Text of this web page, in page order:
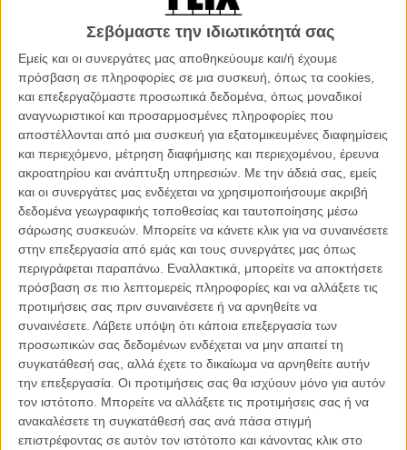
Σεβόμαστε την ιδιωτικότητά σας
Εμείς και οι συνεργάτες μας αποθηκεύουμε και/ή έχουμε
πρόσβαση σε πληροφορίες σε μια συσκευή, όπως τα cookies,
και επεξεργαζόμαστε προσωπικά δεδομένα, όπως μοναδικοί
αναγνωριστικοί και προσαρμοσμένες πληροφορίες που
αποστέλλονται από μια συσκευή για εξατομικευμένες διαφημίσεις
και περιεχόμενο, μέτρηση διαφήμισης και περιεχομένου, έρευνα
ακροατηρίου και ανάπτυξη υπηρεσιών. Με την άδειά σας, εμείς
και οι συνεργάτες μας ενδέχεται να χρησιμοποιήσουμε ακριβή
δεδομένα γεωγραφικής τοποθεσίας και ταυτοποίησης μέσω
σάρωσης συσκευών. Μπορείτε να κάνετε κλικ για να συναινέσετε
στην επεξεργασία από εμάς και τους συνεργάτες μας όπως
περιγράφεται παραπάνω. Εναλλακτικά, μπορείτε να αποκτήσετε
πρόσβαση σε πιο λεπτομερείς πληροφορίες και να αλλάξετε τις
προτιμήσεις σας πριν συναινέσετε ή να αρνηθείτε να
συναινέσετε. Λάβετε υπόψη ότι κάποια επεξεργασία των
προσωπικών σας δεδομένων ενδέχεται να μην απαιτεί τη
συγκατάθεσή σας, αλλά έχετε το δικαίωμα να αρνηθείτε αυτήν
την επεξεργασία. Οι προτιμήσεις σας θα ισχύουν μόνο για αυτόν
τον ιστότοπο. Μπορείτε να αλλάξετε τις προτιμήσεις σας ή να
ανακαλέσετε τη συγκατάθεσή σας ανά πάσα στιγμή
επιστρέφοντας σε αυτόν τον ιστότοπο και κάνοντας κλικ στο
ΑΡΘΡΑ
Ο Σεθ Ρόγκεν θα είναι ο Στιβ Γουόζνιακ στον Στιβ
Τζομπς του Κρίστιαν Μπέιλ
31 ΟΚΤ 2014 Λήδα Γαλανού
Οποιος πρόλαβε, τον Στιβ Τζομπς του Ααρον Σόρκιν
είδε
ΝΕΑ /29 ΙΑΝ 2015/ Λήδα Γαλανού
Η επιτυχία είναι υπερτιμημένη. Δεν σε κάνει
καλύτερο, δεν σε πάει πουθενά η επιτυχία. Είναι
απλώς ένα ωραίο, ανεβαστικό, επιφανειακό
συναίσθημα.»